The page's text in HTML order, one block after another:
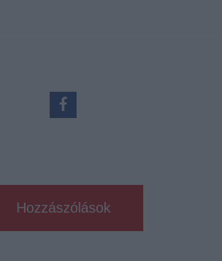
Hozzászólások